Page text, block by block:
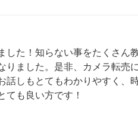
した！知らない事をたくさん
りました。是非、カメラ転売
話しもとてもわかりやすく、
ても良い方です！